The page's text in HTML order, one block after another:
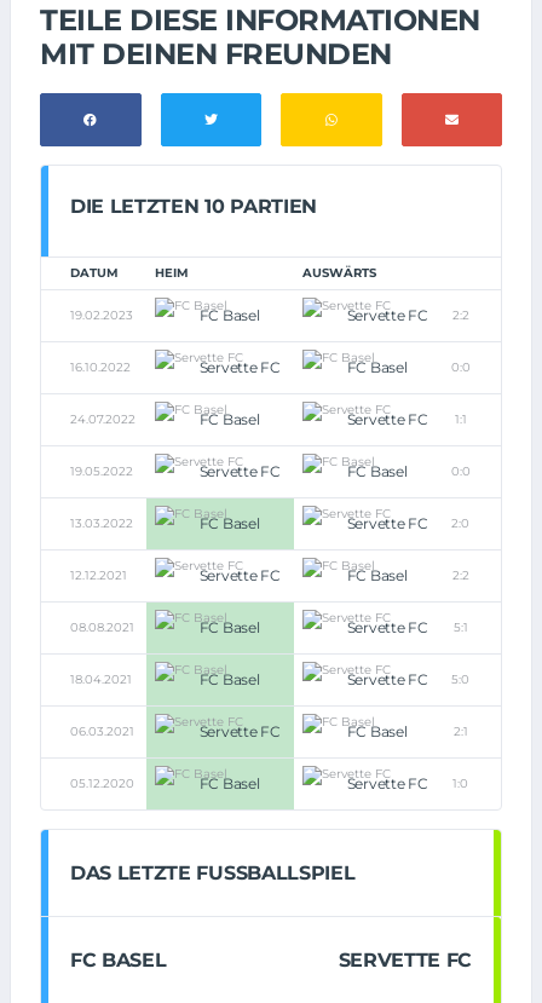
TEILE DIESE INFORMATIONEN
MIT DEINEN FREUNDEN
DIE LETZTEN 10 PARTIEN
DATUM HEIM AUSWÄRTS
19.02.2023 FC Basel Servette FC 2:2
16.10.2022 Servette FC FC Basel 0:0
24.07.2022 FC Basel Servette FC 1:1
19.05.2022 Servette FC FC Basel 0:0
13.03.2022 FC Basel Servette FC 2:0
12.12.2021 Servette FC FC Basel 2:2
08.08.2021 FC Basel Servette FC 5:1
18.04.2021 FC Basel Servette FC 5:0
06.03.2021 Servette FC FC Basel 2:1
05.12.2020 FC Basel Servette FC 1:0
DAS LETZTE FUSSBALLSPIEL
FC BASEL SERVETTE FC